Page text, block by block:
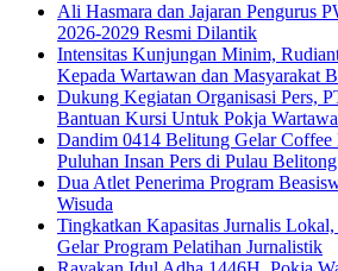
Ali Hasmara dan Jajaran Pengurus
2026-2029 Resmi Dilantik
Intensitas Kunjungan Minim,
Kepada Wartawan dan Masyarakat
Dukung Kegiatan Organisasi Pers,
Bantuan Kursi Untuk Pokja
Dandim 0414 Belitung Gelar
Puluhan Insan Pers di Pulau Belitong
Dua Atlet Penerima Program
Wisuda
Tingkatkan Kapasitas Jurnalis
Gelar Program Pelatihan Jurnalistik